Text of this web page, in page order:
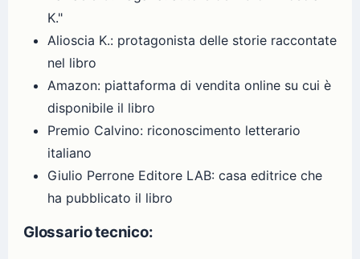
K."
Alioscia K.: protagonista delle storie raccontate
nel libro
Amazon: piattaforma di vendita online su cui è
disponibile il libro
Premio Calvino: riconoscimento letterario
italiano
Giulio Perrone Editore LAB: casa editrice che
ha pubblicato il libro
Glossario tecnico: